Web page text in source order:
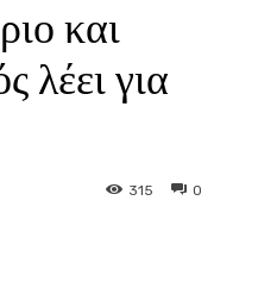
και
λέει για
0
315